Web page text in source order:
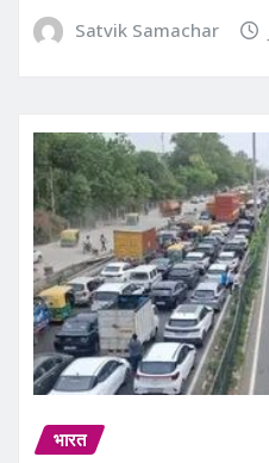
Satvik Samachar
भारत